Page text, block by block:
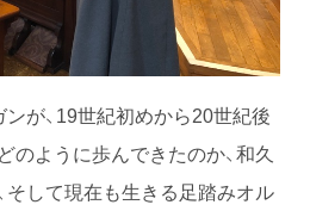
が、19世紀初めから20世紀後
のように歩んできたのか、和久
そして現在も生きる足踏みオル